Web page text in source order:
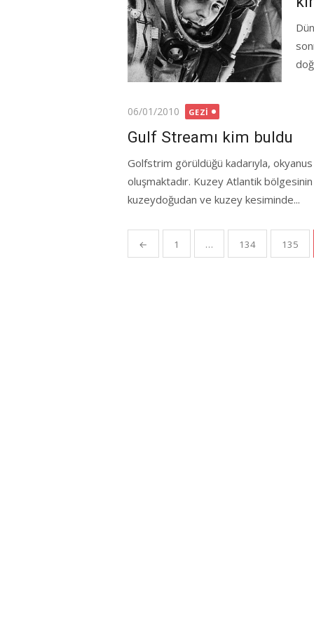
Posted
06/01/2010 GEZI
Gulf Streamı kim buldu
Golfstrim görüldüğü kadarıyla, okyanus
oluşmaktadır. Kuzey Atlantik
kuzeydoğudan ve kuzey kesiminde...
Yazı
gezinmesi
← 1 … 134 135